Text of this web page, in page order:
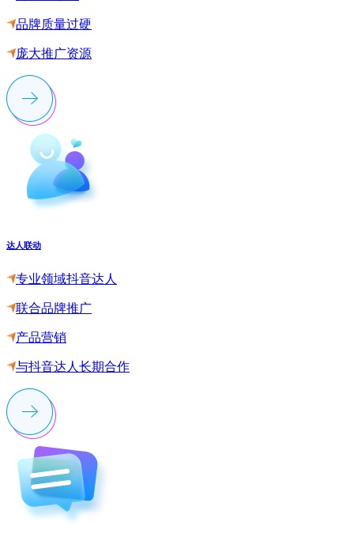
品牌质量过硬
庞大推广资源
达人联动
专业领域抖音达人
联合品牌推广
产品营销
与抖音达人长期合作